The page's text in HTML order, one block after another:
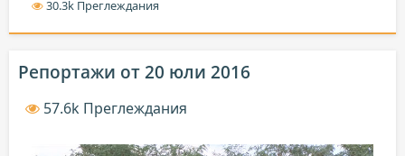
30.3k Преглеждания
Репортажи от 20 юли 2016
57.6k Преглеждания